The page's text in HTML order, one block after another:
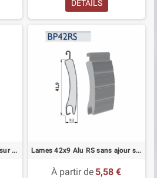
DÉTAILS
Lames 42x9 Alu RS ajourée sur mesure pour volet roulant Lames 42x9 Alu RS sans ajour sur mesure pour volet roulant
À partir de 5,58 €